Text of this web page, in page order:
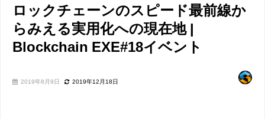
ロックチェーンのスピード最前線か
らみえる実用化への現在地 |
Blockchain EXE#18イベント
2019年8月9日 2019年12月18日